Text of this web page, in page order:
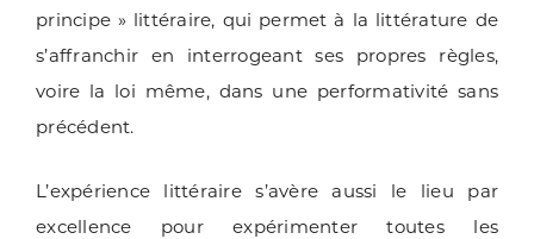
principe » littéraire, qui permet à la littérature de
s’affranchir en interrogeant ses propres règles,
voire la loi même, dans une performativité sans
précédent.
L’expérience littéraire s’avère aussi le lieu par
excellence pour expérimenter toutes les